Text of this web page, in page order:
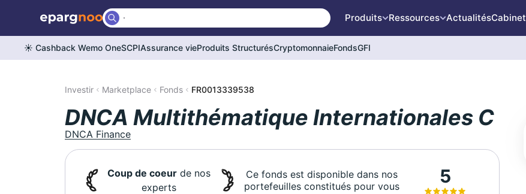
Produits Ressources ActualitésCabinet
☀️ Cashback Wemo OneSCPIAssurance vieProduits StructurésCryptomonnaieFondsGFI
Investir Marketplace Fonds FR0013339538
DNCA Multithématique Internationales C
DNCA Finance
Coup de coeurde nos
experts
Ce fonds est disponible dans nos
portefeuilles constitués pour vous
5